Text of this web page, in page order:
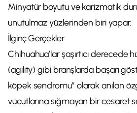
Minyatür boyutu ve karizmatik
unutulmaz yüzlerinden biri yapar.
İlginç Gerçekler
Chihuahua’lar şaşırtıcı derecede
(agility) gibi branşlarda başarı
köpek sendromu” olarak anılan
vücutlarına sığmayan bir cesaret